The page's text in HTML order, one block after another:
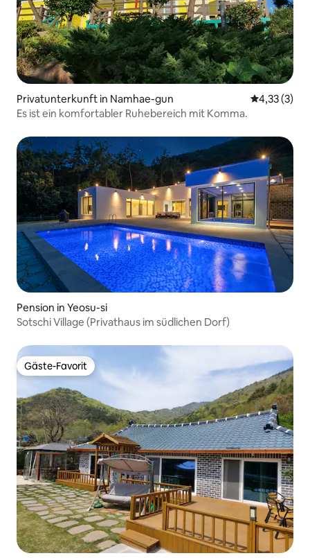
Privatunterkunft in Namhae-gun
4,33 (3)
Es ist ein komfortabler Ruhebereich mit Komma.
Pension in Yeosu-si
Sotschi Village (Privathaus im südlichen Dorf)
Gäste-Favorit
Gäste-Favorit